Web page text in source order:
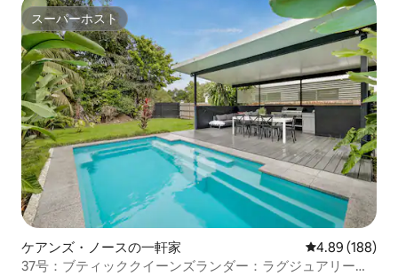
スーパーホスト
スーパーホスト
ケアンズ・ノースの一軒家 レビュー188
4.89 (188)
37号：ブティッククイーンズランダー：ラグジュアリーリ